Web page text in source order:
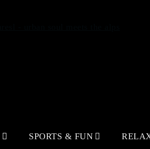
SPORTS & FUN